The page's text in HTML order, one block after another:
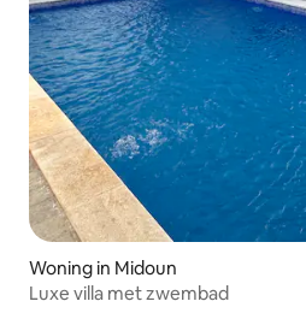
Woning in Midoun
Luxe villa met zwembad